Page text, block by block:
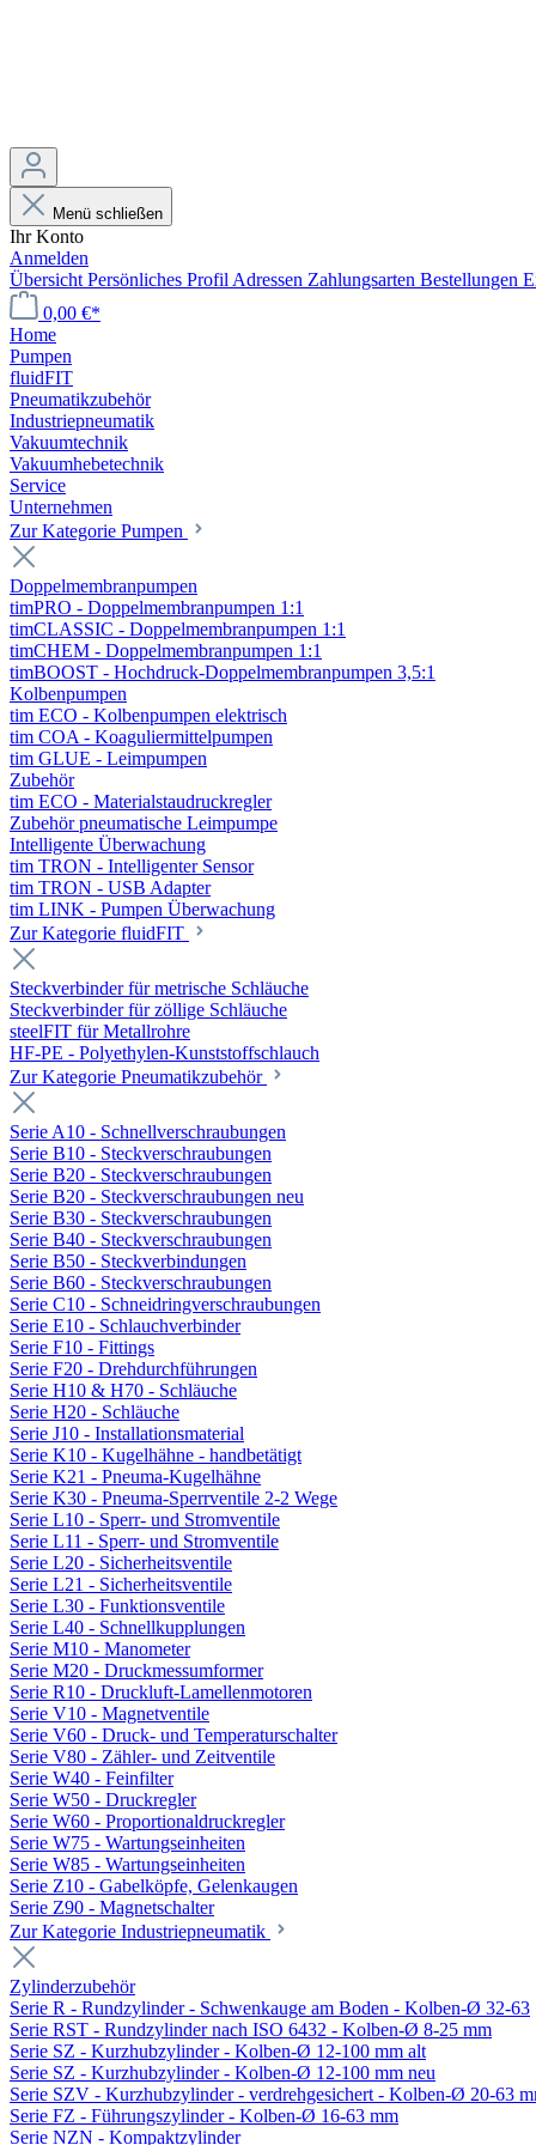
Menü schließen
Ihr Konto
Anmelden
Übersicht Persönliches Profil Adressen Zahlungsarten Bestellungen
0,00 €*
Home
Pumpen
fluidFIT
Pneumatikzubehör
Industriepneumatik
Vakuumtechnik
Vakuumhebetechnik
Service
Unternehmen
Zur Kategorie Pumpen
Doppelmembranpumpen
timPRO - Doppelmembranpumpen 1:1
timCLASSIC - Doppelmembranpumpen 1:1
timCHEM - Doppelmembranpumpen 1:1
timBOOST - Hochdruck-Doppelmembranpumpen 3,5:1
Kolbenpumpen
tim ECO - Kolbenpumpen elektrisch
tim COA - Koaguliermittelpumpen
tim GLUE - Leimpumpen
Zubehör
tim ECO - Materialstaudruckregler
Zubehör pneumatische Leimpumpe
Intelligente Überwachung
tim TRON - Intelligenter Sensor
tim TRON - USB Adapter
tim LINK - Pumpen Überwachung
Zur Kategorie fluidFIT
Steckverbinder für metrische Schläuche
Steckverbinder für zöllige Schläuche
steelFIT für Metallrohre
HF-PE - Polyethylen-Kunststoffschlauch
Zur Kategorie Pneumatikzubehör
Serie A10 - Schnellverschraubungen
Serie B10 - Steckverschraubungen
Serie B20 - Steckverschraubungen
Serie B20 - Steckverschraubungen neu
Serie B30 - Steckverschraubungen
Serie B40 - Steckverschraubungen
Serie B50 - Steckverbindungen
Serie B60 - Steckverschraubungen
Serie C10 - Schneidringverschraubungen
Serie E10 - Schlauchverbinder
Serie F10 - Fittings
Serie F20 - Drehdurchführungen
Serie H10 & H70 - Schläuche
Serie H20 - Schläuche
Serie J10 - Installationsmaterial
Serie K10 - Kugelhähne - handbetätigt
Serie K21 - Pneuma-Kugelhähne
Serie K30 - Pneuma-Sperrventile 2-2 Wege
Serie L10 - Sperr- und Stromventile
Serie L11 - Sperr- und Stromventile
Serie L20 - Sicherheitsventile
Serie L21 - Sicherheitsventile
Serie L30 - Funktionsventile
Serie L40 - Schnellkupplungen
Serie M10 - Manometer
Serie M20 - Druckmessumformer
Serie R10 - Druckluft-Lamellenmotoren
Serie V10 - Magnetventile
Serie V60 - Druck- und Temperaturschalter
Serie V80 - Zähler- und Zeitventile
Serie W40 - Feinfilter
Serie W50 - Druckregler
Serie W60 - Proportionaldruckregler
Serie W75 - Wartungseinheiten
Serie W85 - Wartungseinheiten
Serie Z10 - Gabelköpfe, Gelenkaugen
Serie Z90 - Magnetschalter
Zur Kategorie Industriepneumatik
Zylinderzubehör
Serie R - Rundzylinder - Schwenkauge am Boden - Kolben-Ø 32-63
Serie RST - Rundzylinder nach ISO 6432 - Kolben-Ø 8-25 mm
Serie SZ - Kurzhubzylinder - Kolben-Ø 12-100 mm alt
Serie SZ - Kurzhubzylinder - Kolben-Ø 12-100 mm neu
Serie SZV - Kurzhubzylinder - verdrehgesichert - Kolben-Ø 20-63
Serie FZ - Führungszylinder - Kolben-Ø 16-63 mm
Serie NZN - Kompaktzylinder